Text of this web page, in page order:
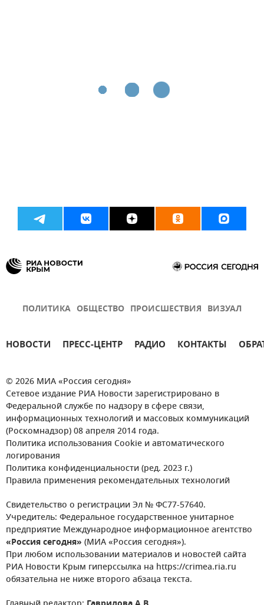
ПОЛИТИКА ОБЩЕСТВО ПРОИСШЕСТВИЯ ВИЗУАЛ
НОВОСТИ ПРЕСС-ЦЕНТР РАДИО КОНТАКТЫ
© 2026 МИА «Россия сегодня»
Сетевое издание РИА Новости зарегистрировано в
Федеральной службе по надзору в сфере связи,
информационных технологий и массовых коммуникаций
(Роскомнадзор) 08 апреля 2014 года.
Политика использования Cookie и автоматического
логирования
Политика конфиденциальности (ред. 2023 г.)
Правила применения рекомендательных технологий
Свидетельство о регистрации Эл № ФС77-57640.
Учредитель: Федеральное государственное унитарное
предприятие Международное информационное агентство
«Россия сегодня» (МИА «Россия сегодня»).
При любом использовании материалов и новостей сайта
РИА Новости Крым гиперссылка на https://crimea.ria.ru
обязательна не ниже второго абзаца текста.